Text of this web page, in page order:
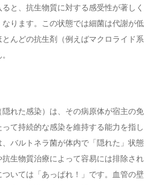
と、抗生物質に対する感受性が著しく
ります。この状態では細菌は代謝が低
んどの抗生剤（例えばマクロライド系
れた感染）は、その病原体が宿主の免
て持続的な感染を維持する能力を指し
バルトネラ菌が体内で「隠れた」状態
生物質治療によって容易には排除され
いては「あっぱれ！」です。血管の壁